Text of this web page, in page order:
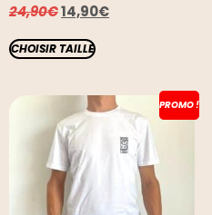
24,90€14,90€
CHOISIR TAILLE
PROMO !